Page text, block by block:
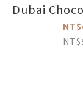
Dubai